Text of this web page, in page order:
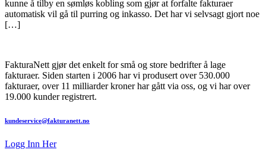
kunne å tilby en sømløs kobling som gjør at forfalte fakturaer
automatisk vil gå til purring og inkasso. Det har vi selvsagt gjort noe
[…]
FakturaNett gjør det enkelt for små og store bedrifter å lage
fakturaer. Siden starten i 2006 har vi produsert over 530.000
fakturaer, over 11 milliarder kroner har gått via oss, og vi har over
19.000 kunder registrert.
kundeservice@fakturanett.no
Logg Inn Her